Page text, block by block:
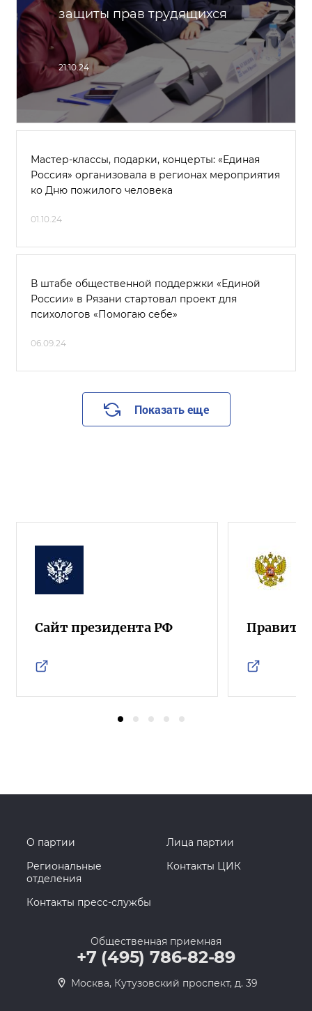
защиты прав трудящихся
21.10.24
Мастер-классы, подарки, концерты: «Единая
Россия» организовала в регионах мероприятия
ко Дню пожилого человека
01.10.24
В штабе общественной поддержки «Единой
России» в Рязани стартовал проект для
психологов «Помогаю себе»
06.09.24
Показать еще
Сайт президента РФ
О партии
Лица партии
Региональные
отделения
Контакты ЦИК
Контакты пресс-службы
Общественная приемная
+7 (495) 786-82-89
Москва, Кутузовский проспект, д. 39